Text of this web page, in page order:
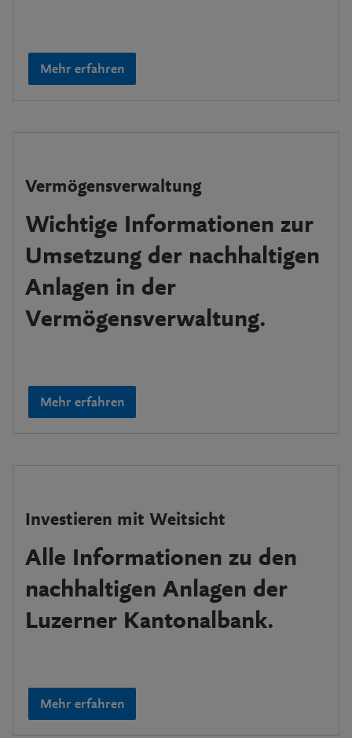
Mehr erfahren
Vermögensverwaltung
Wichtige Informationen zur
Umsetzung der nachhaltigen
Anlagen in der
Vermögensverwaltung.
Mehr erfahren
Investieren mit Weitsicht
Alle Informationen zu den
nachhaltigen Anlagen der
Luzerner Kantonalbank.
Mehr erfahren